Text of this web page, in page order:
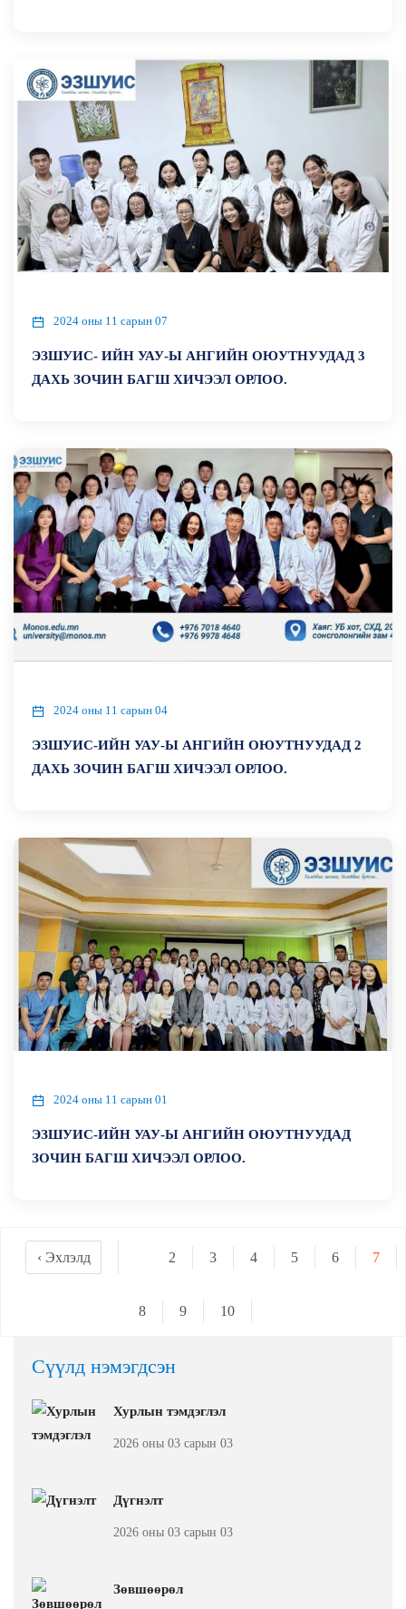
2024 оны 11 сарын 07
ЭЗШУИС- ИЙН УАУ-Ы АНГИЙН ОЮУТНУУДАД 3
ДАХЬ ЗОЧИН БАГШ ХИЧЭЭЛ ОРЛОО.
2024 оны 11 сарын 04
ЭЗШУИС-ИЙН УАУ-Ы АНГИЙН ОЮУТНУУДАД 2
ДАХЬ ЗОЧИН БАГШ ХИЧЭЭЛ ОРЛОО.
2024 оны 11 сарын 01
ЭЗШУИС-ИЙН УАУ-Ы АНГИЙН ОЮУТНУУДАД
ЗОЧИН БАГШ ХИЧЭЭЛ ОРЛОО.
‹ Эхлэлд 2 3 4 5 6 7
8 9 10
Сүүлд нэмэгдсэн
Хурлын тэмдэглэл
2026 оны 03 сарын 03
Дүгнэлт
2026 оны 03 сарын 03
Зөвшөөрөл